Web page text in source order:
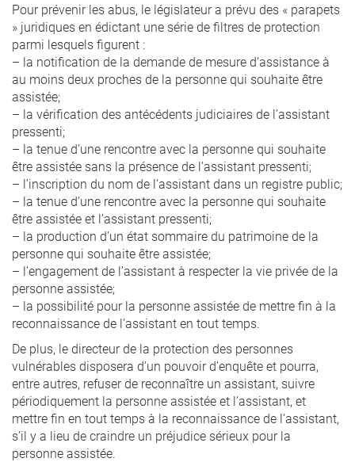
Pour prévenir les abus, le législateur a prévu des « parapets
» juridiques en édictant une série de filtres de protection
parmi lesquels figurent :
– la notification de la demande de mesure d’assistance à
au moins deux proches de la personne qui souhaite être
assistée;
– la vérification des antécédents judiciaires de l’assistant
pressenti;
– la tenue d’une rencontre avec la personne qui souhaite
être assistée sans la présence de l’assistant pressenti;
– l’inscription du nom de l’assistant dans un registre public;
– la tenue d’une rencontre avec la personne qui souhaite
être assistée et l’assistant pressenti;
– la production d’un état sommaire du patrimoine de la
personne qui souhaite être assistée;
– l’engagement de l’assistant à respecter la vie privée de la
personne assistée;
– la possibilité pour la personne assistée de mettre fin à la
reconnaissance de l’assistant en tout temps.
De plus, le directeur de la protection des personnes
vulnérables disposera d’un pouvoir d’enquête et pourra,
entre autres, refuser de reconnaître un assistant, suivre
périodiquement la personne assistée et l’assistant, et
mettre fin en tout temps à la reconnaissance de l’assistant,
s’il y a lieu de craindre un préjudice sérieux pour la
personne assistée.